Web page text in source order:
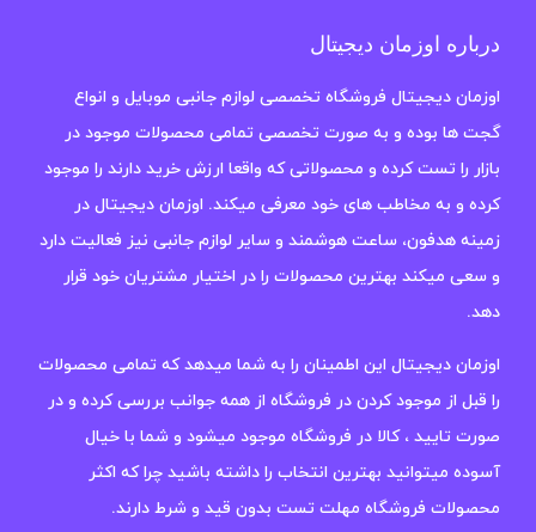
درباره اوزمان دیجیتال
اوزمان دیجیتال فروشگاه تخصصی لوازم جانبی موبایل و انواع
گجت ها بوده و به صورت تخصصی تمامی محصولات موجود در
بازار را تست کرده و محصولاتی که واقعا ارزش خرید دارند را موجود
کرده و به مخاطب های خود معرفی میکند. اوزمان دیجیتال در
زمینه هدفون، ساعت هوشمند و سایر لوازم جانبی نیز فعالیت دارد
و سعی میکند بهترین محصولات را در اختیار مشتریان خود قرار
دهد.
اوزمان دیجیتال این اطمینان را به شما میدهد که تمامی محصولات
را قبل از موجود کردن در فروشگاه از همه جوانب بررسی کرده و در
صورت تایید ، کالا در فروشگاه موجود میشود و شما با خیال
آسوده میتوانید بهترین انتخاب را داشته باشید چرا که اکثر
محصولات فروشگاه مهلت تست بدون قید و شرط دارند.